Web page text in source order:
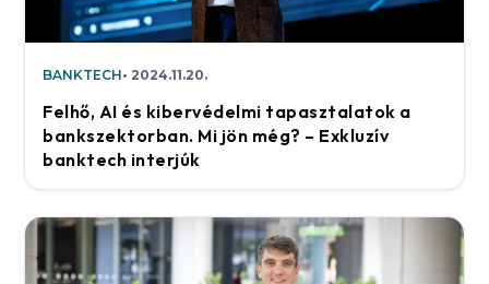
BANKTECH 2024.11.20.
Felhő, AI és kibervédelmi tapasztalatok a
bankszektorban. Mi jön még? – Exkluzív
banktech interjúk